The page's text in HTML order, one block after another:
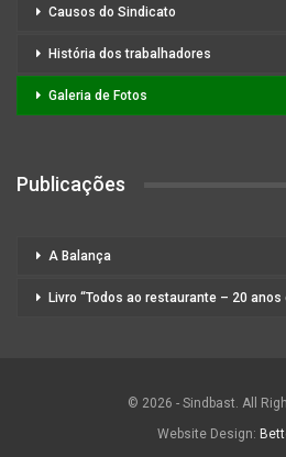
Causos do Sindicato
História dos trabalhadores
Galeria de Fotos
Publicações
A Balança
Livro “Todos ao restaurante – 20 anos
© 2026 - Sindbast. All
Website Design: